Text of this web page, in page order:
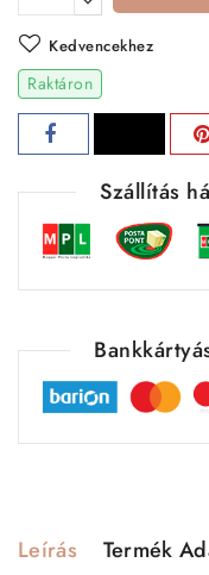
Kedvencekhez
Raktáron
Szállítás
Leírás Termék